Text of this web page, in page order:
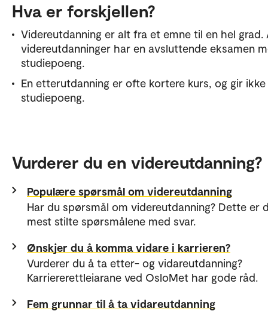
Hva er forskjellen?
Videreutdanning er alt fra et emne til en hel grad.
videreutdanninger har en avsluttende eksamen
studiepoeng.
En etterutdanning er ofte kortere kurs, og gir ikke
studiepoeng.
Vurderer du en videreutdanning?
Populære spørsmål om videreutdanning
Har du spørsmål om videreutdanning? Dette er
mest stilte spørsmålene med svar.
Ønskjer du å komma vidare i karrieren?
Vurderer du å ta etter- og vidareutdanning?
Karriererettleiarane ved OsloMet har gode råd.
Fem grunnar til å ta vidareutdanning